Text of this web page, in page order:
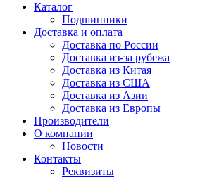
Каталог
Подшипники
Доставка и оплата
Доставка по России
Доставка из-за рубежа
Доставка из Китая
Доставка из США
Доставка из Азии
Доставка из Европы
Производители
О компании
Новости
Контакты
Реквизиты